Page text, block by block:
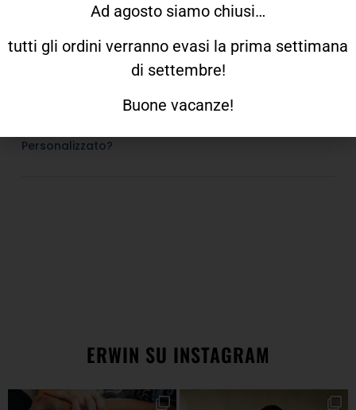
Quando Ricevo L'ordine?
Personalizzato?
ERWIN SU INSTAGRAM
Ad agosto siamo chiusi…
tutti gli ordini verranno evasi la prima settimana
di settembre!
Buone vacanze!